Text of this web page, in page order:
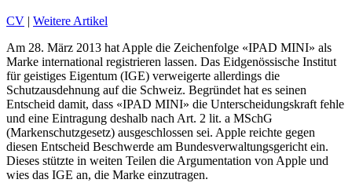
CV | Weitere Artikel
Am 28. März 2013 hat Apple die Zeichenfolge «IPAD MINI» als
Marke international registrieren lassen. Das Eidgenössische Institut
für geistiges Eigentum (IGE) verweigerte allerdings die
Schutzausdehnung auf die Schweiz. Begründet hat es seinen
Entscheid damit, dass «IPAD MINI» die Unterscheidungskraft fehle
und eine Eintragung deshalb nach Art. 2 lit. a MSchG
(Markenschutzgesetz) ausgeschlossen sei. Apple reichte gegen
diesen Entscheid Beschwerde am Bundesverwaltungsgericht ein.
Dieses stützte in weiten Teilen die Argumentation von Apple und
wies das IGE an, die Marke einzutragen.